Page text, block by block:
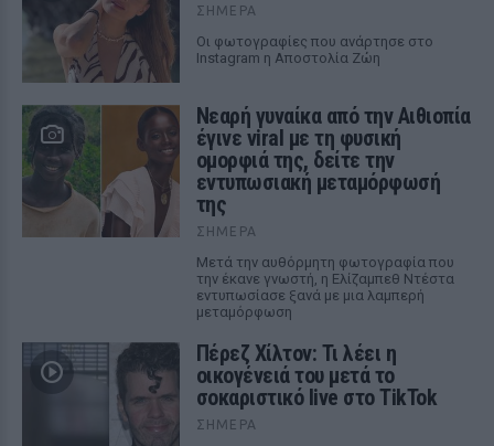
ΣΉΜΕΡΑ
Οι φωτογραφίες που ανάρτησε στο
Instagram η Αποστολία Ζώη
Νεαρή γυναίκα από την Αιθιοπία
έγινε viral με τη φυσική
ομορφιά της, δείτε την
εντυπωσιακή μεταμόρφωσή
της
ΣΉΜΕΡΑ
Μετά την αυθόρμητη φωτογραφία που
την έκανε γνωστή, η Ελίζαμπεθ Ντέστα
εντυπωσίασε ξανά με μια λαμπερή
μεταμόρφωση
Πέρεζ Χίλτον: Τι λέει η
οικογένειά του μετά το
σοκαριστικό live στο TikTok
ΣΉΜΕΡΑ